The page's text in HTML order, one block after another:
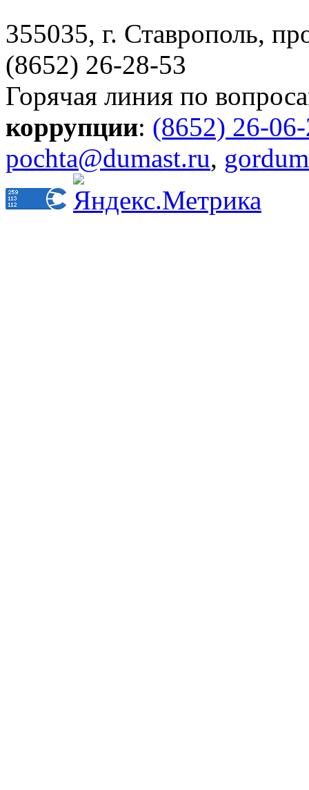
355035, г. Ставрополь,
(8652) 26-28-53
Горячая линия по
коррупции: (8652) 26-
pochta@dumast.ru,